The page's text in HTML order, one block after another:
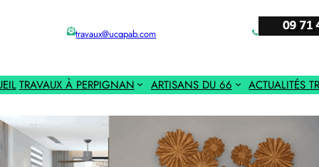
travaux@ucqpab.com
TRAVAUX À PERPIGNAN ARTISANS DU 66 ACTUALITÉS